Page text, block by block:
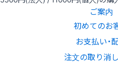
ご案内
初めてのお
お支払い・
注文の取り消